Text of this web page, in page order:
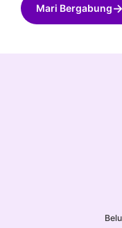
Mari Bergabung→